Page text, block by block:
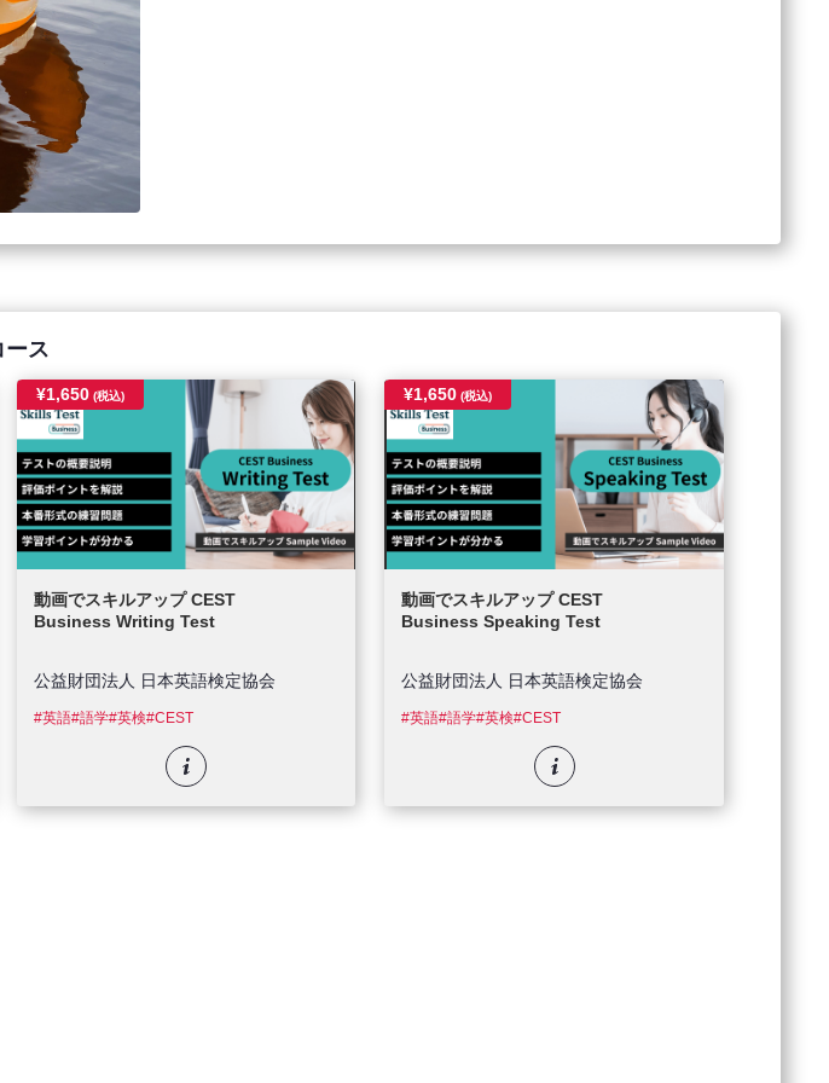
ース
¥1,650(税込)
動画でスキルアップ CEST
Business Writing Test
公益財団法人 日本英語検定協会
#英語#語学#英検#CEST
¥1,650 (税込)
動画でスキルアップ CEST
Business Speaking Test
公益財団法人 日本英語検定協会
#英語#語学#英検#CEST